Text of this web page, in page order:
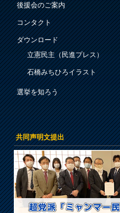
後援会のご案内
コンタクト
ダウンロード
立憲民主（民進プレス）
石橋みちひろイラスト
選挙を知ろう
共同声明文提出